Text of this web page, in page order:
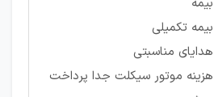
بیمه تکمیلی
هدایای مناسبتی
هزینه موتور سیکلت جدا پرداخت